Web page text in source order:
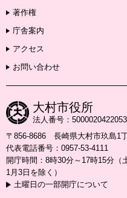
著作権
庁舎案内
アクセス
お問い合わせ
大村市役所
法人番号：5000020422053
〒856-8686 長崎県大村市玖島1
代表電話番号：0957-53-4111
開庁時間：8時30分～17時15分（
1月3日を除く）
土曜日の一部開庁について